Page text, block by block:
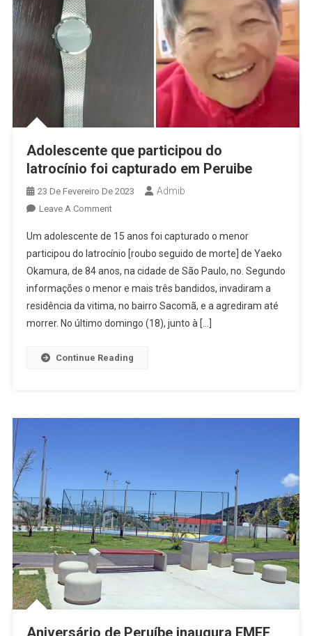
Adolescente que participou do
latrocínio foi capturado em Peruibe
23 De Fevereiro De 2023 Admib
Leave A CommentOn
Que
Participou
Do
Latrocínio
Foi
Capturado
Peruibe
Um adolescente de 15 anos foi capturado o menor
participou do latrocínio [roubo seguido de morte] de Yaeko
Okamura, de 84 anos, na cidade de São Paulo, no. Segundo
informações o menor e mais três bandidos, invadiram a
residência da vitima, no bairro Sacomã, e a agrediram até
morrer. No último domingo (18), junto à […]
Continue Reading